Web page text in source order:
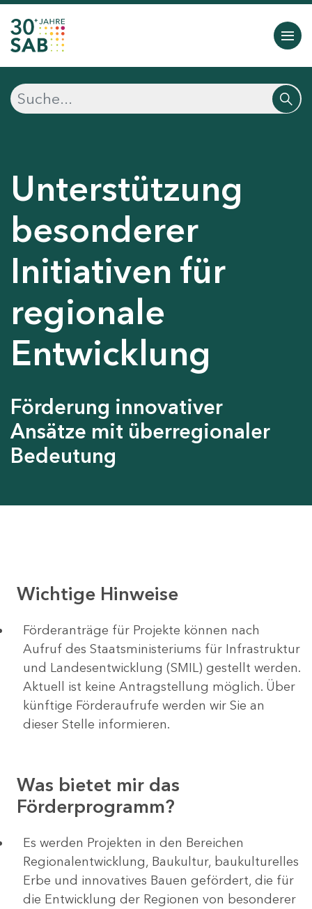
Unterstützung
besonderer
Initiativen für
regionale
Entwicklung
Förderung innovativer
Ansätze mit überregionaler
Bedeutung
Wichtige Hinweise
Förderanträge für Projekte können nach
Aufruf des Staatsministeriums für Infrastruktur
und Landesentwicklung (SMIL) gestellt werden.
Aktuell ist keine Antragstellung möglich. Über
künftige Förderaufrufe werden wir Sie an
dieser Stelle informieren.
Was bietet mir das
Förderprogramm?
Es werden Projekten in den Bereichen
Regionalentwicklung, Baukultur, baukulturelles
Erbe und innovatives Bauen gefördert, die für
die Entwicklung der Regionen von besonderer